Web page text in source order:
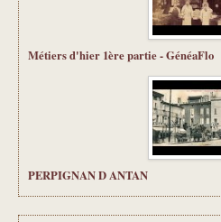
Métiers d'hier 1ère partie - GénéaFlo
PERPIGNAN D ANTAN